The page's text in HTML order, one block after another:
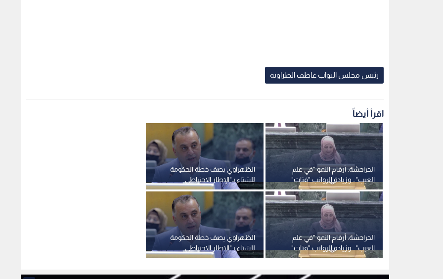
رئيس مجلس النواب عاطف الطراونة
اقرأ أيضاً
الظهراوي يصف خطة الحكومة
للشتاء بـ"الإطار الاحتياطي
المعطل" ويكشف مشاكل
المواطنين -فيديو
الحراحشة: أرقام النمو "في علم
الغيب".. وزيادة الرواتب "فتات"
تلتهمه حيتان التضخم
الظهراوي يصف خطة الحكومة
للشتاء بـ"الإطار الاحتياطي
المعطل" ويكشف مشاكل
الحراحشة: أرقام النمو "في علم
الغيب".. وزيادة الرواتب "فتات"
تلتهمه حيتان التضخم